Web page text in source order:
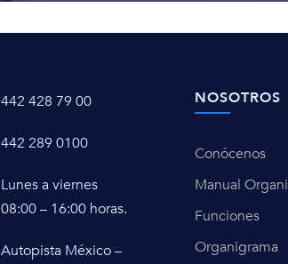
442 428 79 00
442 289 0100
Lunes a viernes
08:00 – 16:00 horas.
Autopista México –
NOSOTROS
Conócenos
Manual
Funciones
Organigrama